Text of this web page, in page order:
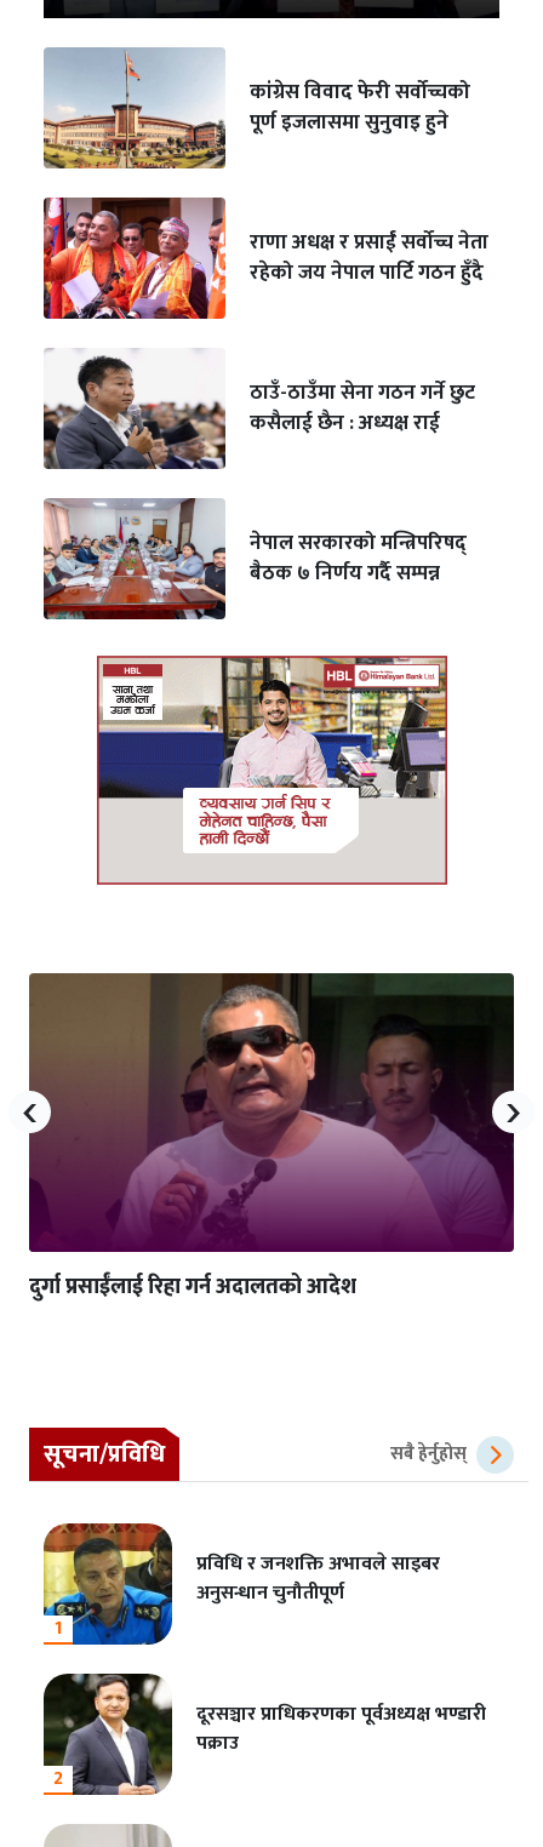
कांग्रेस विवाद फेरी सर्वोच्चको
पूर्ण इजलासमा सुनुवाइ हुने
राणा अधक्ष र प्रसाईं सर्वोच्च नेता
रहेको जय नेपाल पार्टि गठन हुँदै
ठाउँ-ठाउँमा सेना गठन गर्ने छुट
कसैलाई छैन : अध्यक्ष राई
नेपाल सरकारको मन्त्रिपरिषद्
बैठक ७ निर्णय गर्दै सम्पन्न
दुर्गा प्रसाईंलाई रिहा गर्न अदालतको आदेश
‹ ›
सूचना/प्रविधि सबै हेर्नुहोस्
1
प्रविधि र जनशक्ति अभावले साइबर
अनुसन्धान चुनौतीपूर्ण
2
दूरसञ्चार प्राधिकरणका पूर्वअध्यक्ष भण्डारी
पक्राउ